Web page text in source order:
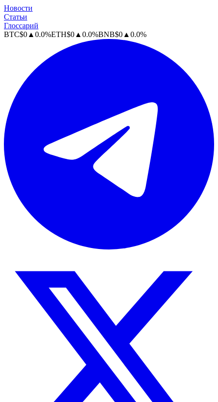
Новости
Статьи
Глоссарий
BTC$0 ▲ 0.0%ETH$0 ▲ 0.0%BNB$0 ▲ 0.0%